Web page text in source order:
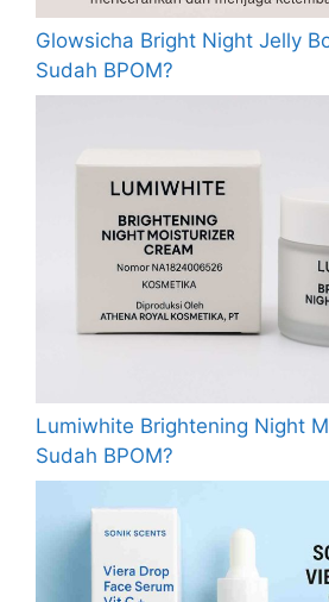
Glowsicha Bright Night Jelly
Sudah BPOM?
Lumiwhite Brightening Night
Sudah BPOM?